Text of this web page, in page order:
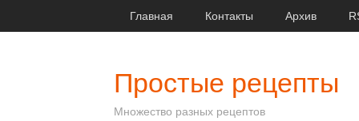
Главная Контакты Архив
Простые рецепты
Множество разных рецептов